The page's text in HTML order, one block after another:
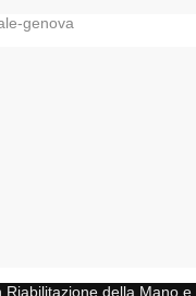
genova
della Mano